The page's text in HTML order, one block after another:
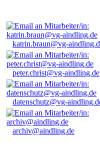
katrin.braun@vg-
peter.christ@vg-aindling.de
datenschutz@vg-
archiv@aindling.de